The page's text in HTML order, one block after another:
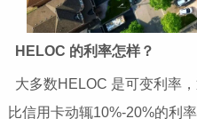
HELOC 的利率怎样？
大多数HELOC 是可变利率
比信用卡动辄10%-20%的利率